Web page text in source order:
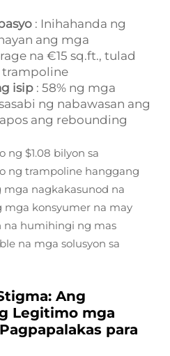
: Inihahanda ng
ang mga
na €15 sq.ft., tulad
trampoline
isip : 58% ng mga
ng nabawasan ang
ang rebounding
ng $1.08 bilyon sa
ng trampoline hanggang
nagkakasunod na
konsyumer na may
na humihingi ng mas
na mga solusyon sa
Ang
Legitimo mga
para